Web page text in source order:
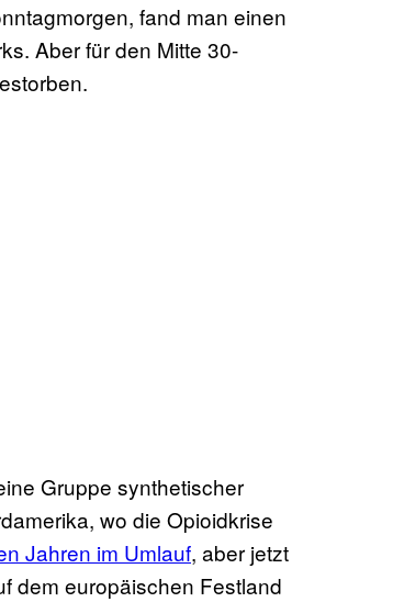
fand man einen
Aber für den Mitte 30-
Gruppe synthetischer
wo die Opioidkrise
Jahren im Umlauf, aber jetzt
dem europäischen Festland